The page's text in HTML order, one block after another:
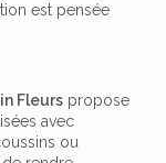
est pensée
Fleurs propose
avec
ou